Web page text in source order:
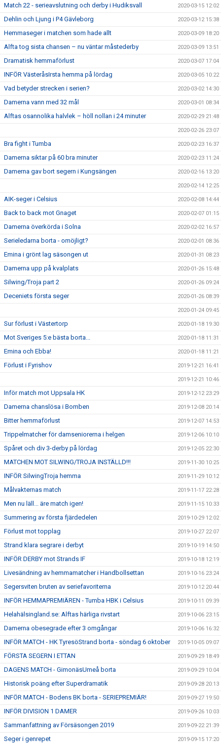
Match 22 - serieavslutning och derby i Hudiksvall 2020-03-15 12:02
Dehlin och Ljung i P4 Gävleborg 2020-03-12 15:38
Hemmaseger i matchen som hade allt 2020-03-09 18:20
Alfta tog sista chansen – nu väntar måstederby 2020-03-09 13:51
Dramatisk hemmaförlust 2020-03-07 17:04
INFÖR VästeråsIrsta hemma på lördag 2020-03-05 10:22
Vad betyder strecken i serien? 2020-03-02 14:30
Damerna vann med 32 mål 2020-03-01 08:34
Alftas osannolika halvlek – höll nollan i 24 minuter 2020-02-29 21:48
2020-02-26 23:07
Bra fight i Tumba 2020-02-23 16:37
Damerna siktar på 60 bra minuter 2020-02-23 11:24
Damerna gav bort segern i Kungsängen 2020-02-16 13:20
2020-02-14 12:25
AIK-seger i Celsius 2020-02-08 14:44
Back to back mot Gnaget 2020-02-07 01:15
Damerna överkörda i Solna 2020-02-02 16:57
Serieledarna borta - omöjligt? 2020-02-01 08:36
Emina i grönt lag säsongen ut 2020-01-31 08:23
Damerna upp på kvalplats 2020-01-26 15:48
Silwing/Troja part 2 2020-01-26 09:24
Deceniets första seger 2020-01-26 08:39
2020-01-24 09:45
Sur förlust i Västertorp 2020-01-18 19:30
Mot Sveriges 5:e bästa borta... 2020-01-18 11:31
Emina och Ebba! 2020-01-18 11:21
Förlust i Fyrishov 2019-12-21 16:41
2019-12-21 10:46
Inför match mot Uppsala HK 2019-12-12 23:29
Damerna chanslösa i Bomben 2019-12-08 20:14
Bitter hemmaförlust 2019-12-07 14:53
Trippelmatcher för damseniorerna i helgen 2019-12-06 10:10
Spåret och div 3-derby på lördag 2019-12-05 22:30
MATCHEN MOT SILWING/TROJA INSTÄLLD!!! 2019-11-30 10:25
INFÖR SilwingTroja hemma 2019-11-29 10:12
Målvakternas match 2019-11-17 22:28
Men nu läll... äre match igen! 2019-11-15 10:33
Summering av första fjärdedelen 2019-10-29 12:02
Förlust mot topplag 2019-10-27 22:07
Strand klara segrare i derbyt 2019-10-19 14:50
INFÖR DERBY mot Strands IF 2019-10-18 12:19
Livesändning av hemmamatcher i Handbollsettan 2019-10-16 23:24
Segersviten bruten av seriefavoriterna 2019-10-12 20:44
INFÖR HEMMAPREMIÄREN - Tumba HBK i Celsius 2019-10-11 09:39
Helahälsingland.se: Alftas härliga rivstart 2019-10-06 23:15
Damerna obesegrade efter 3 omgångar 2019-10-06 16:32
INFÖR MATCH - HK TyresöStrand borta - söndag 6 oktober 2019-10-05 09:07
FÖRSTA SEGERN I ETTAN 2019-09-29 18:49
DAGENS MATCH - GimonäsUmeå borta 2019-09-29 10:04
Historisk poäng efter Superdramatik 2019-09-28 20:13
INFÖR MATCH - Bodens BK borta - SERIEPREMIÄR! 2019-09-27 19:50
INFÖR DIVISION 1 DAMER 2019-09-26 10:03
Sammanfattning av Försäsongen 2019 2019-09-22 21:39
Seger i genrepet 2019-09-15 17:20